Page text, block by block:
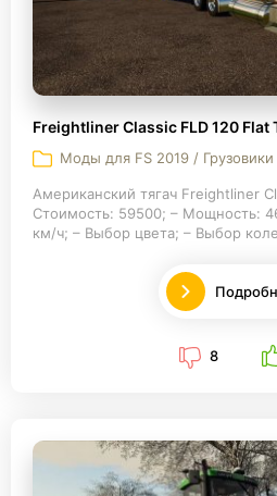
Freightliner Classic FLD 120 Flat
Моды для FS 2019 / Грузовики
Американский тягач Freightliner
Стоимость: 59500; – Мощность:
км/ч; – Выбор цвета; – Выбор
8